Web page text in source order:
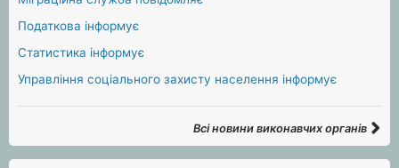
Податкова інформує
Статистика інформує
Управління соціального захисту населення інформує
Всі новини виконавчих органів